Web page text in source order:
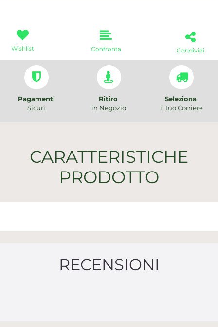
Wishlist Confronta Condividi
Pagamenti
Sicuri
Ritiro
in Negozio
Seleziona
il tuo Corriere
CARATTERISTICHE
PRODOTTO
RECENSIONI